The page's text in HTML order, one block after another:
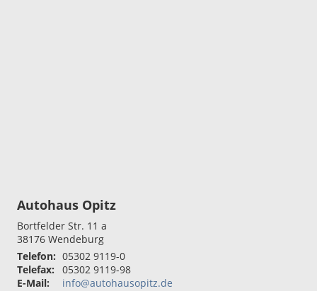
Autohaus Opitz
Bortfelder Str. 11 a
38176 Wendeburg
Telefon: 05302 9119-0
Telefax:
05302 9119-98
E-Mail:
info@autohausopitz.de